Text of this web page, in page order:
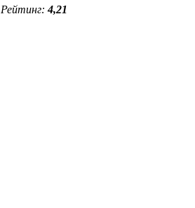
, Рейтинг:4,21